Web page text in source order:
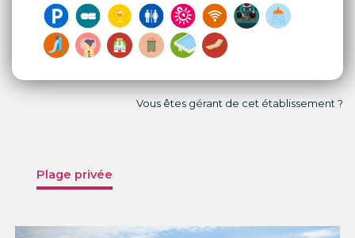
Vous êtes gérant de cet établissement ?
Plage privée